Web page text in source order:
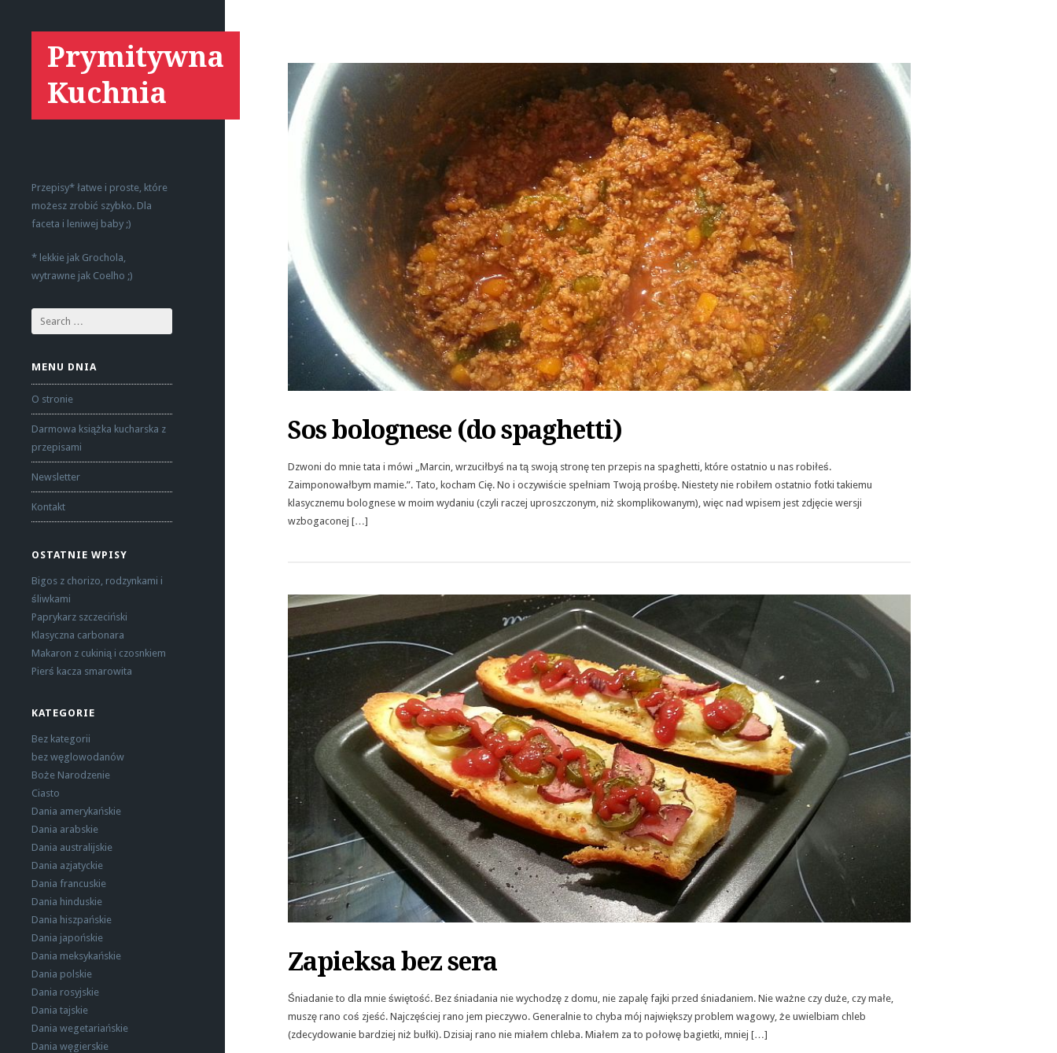
Prymitywna
Kuchnia
Przepisy* łatwe i proste, które
możesz zrobić szybko. Dla
faceta i leniwej baby ;)
* lekkie jak Grochola,
wytrawne jak Coelho ;)
MENU DNIA
O stronie
Darmowa książka kucharska z
przepisami
Newsletter
Kontakt
OSTATNIE WPISY
Bigos z chorizo, rodzynkami i
śliwkami
Paprykarz szczeciński
Klasyczna carbonara
Makaron z cukinią i czosnkiem
Pierś kacza smarowita
KATEGORIE
Bez kategorii
bez węglowodanów
Boże Narodzenie
Ciasto
Dania amerykańskie
Dania arabskie
Dania australijskie
Dania azjatyckie
Dania francuskie
Dania hinduskie
Dania hiszpańskie
Dania japońskie
Dania meksykańskie
Dania polskie
Dania rosyjskie
Dania tajskie
Dania wegetariańskie
Dania węgierskie
Sos bolognese (do spaghetti)
Dzwoni do mnie tata i mówi „Marcin, wrzuciłbyś na tą swoją stronę ten przepis na spaghetti, które ostatnio u nas robiłeś.
Zaimponowałbym mamie.”. Tato, kocham Cię. No i oczywiście spełniam Twoją prośbę. Niestety nie robiłem ostatnio fotki takiemu
klasycznemu bolognese w moim wydaniu (czyli raczej uproszczonym, niż skomplikowanym), więc nad wpisem jest zdjęcie wersji
wzbogaconej […]
Zapieksa bez sera
Śniadanie to dla mnie świętość. Bez śniadania nie wychodzę z domu, nie zapalę fajki przed śniadaniem. Nie ważne czy duże, czy małe,
muszę rano coś zjeść. Najczęściej rano jem pieczywo. Generalnie to chyba mój największy problem wagowy, że uwielbiam chleb
(zdecydowanie bardziej niż bułki). Dzisiaj rano nie miałem chleba. Miałem za to połowę bagietki, mniej […]